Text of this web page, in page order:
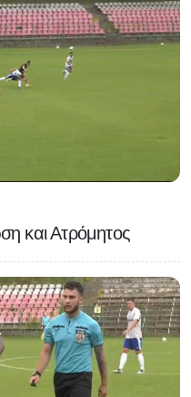
και Ατρόμητος